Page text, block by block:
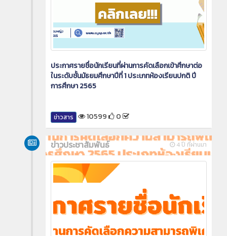
ประกาศรายชื่อนักเรียนที่ผ่านการคัดเลือกเข้าศึกษาต่อ
ในระดับชั้นมัธยมศึกษาปีที่ 1 ประเภทห้องเรียนปกติ ปี
การศึกษา 2565
ข่าวสาร 10599 0
4 ปี ที่ผ่านมา
ข่าวประชาสัมพันธ์